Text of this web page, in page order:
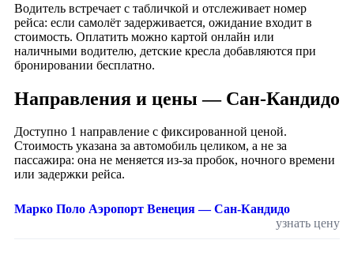
Водитель встречает с табличкой и отслеживает номер
рейса: если самолёт задерживается, ожидание входит в
стоимость. Оплатить можно картой онлайн или
наличными водителю, детские кресла добавляются при
бронировании бесплатно.
Направления и цены — Сан-Кандидо
Доступно 1 направление с фиксированной ценой.
Стоимость указана за автомобиль целиком, а не за
пассажира: она не меняется из-за пробок, ночного времени
или задержки рейса.
Марко Поло Аэропорт Венеция — Сан-Кандидо
узнать цену